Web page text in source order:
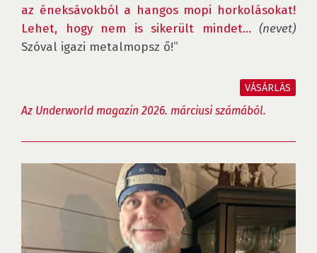
az éneksávokból a hangos mopi horkolásokat!
Lehet, hogy nem is sikerült mindet… (nevet)
Szóval igazi metalmopsz ő!”
VÁSÁRLÁS
Az Underworld magazin 2026. márciusi számából.